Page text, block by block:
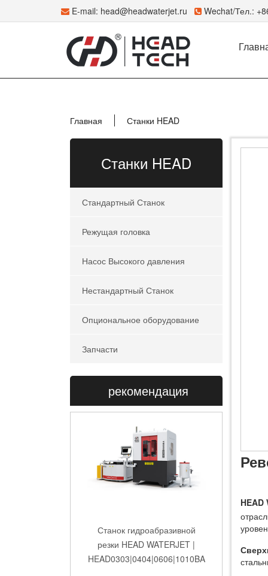
E-mail: head@headwaterjet.ru Wechat/Тел.:
Главная Станки HEAD
Станки HEAD
Стандартный Станок
Режущая головка
Насос Высокого давления
Нестандартный Станок
Опциональное оборудование
Запчасти
рекомендация
HEAD0303|0404|0606|1010BA